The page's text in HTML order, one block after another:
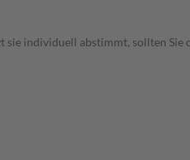
individuell abstimmt, sollten